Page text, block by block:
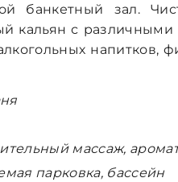
банкетный зал.
кальян с
напитков,
массаж,
парковка, бассейн